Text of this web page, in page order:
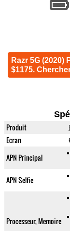
Razr 5G (2020)
$1175.
Produit
Ecran
APN Principal
APN Selfie
Processeur, Memoire